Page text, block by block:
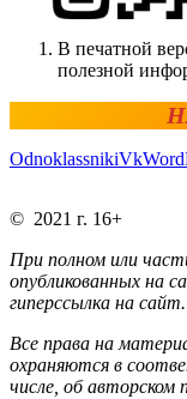
В печатной
полезной
OdnoklassnikiVk
© 2021 г. 16+
При полном или
опубликованных на
гиперссылка на сайт.
Все права на
охраняются в
числе, об авторском